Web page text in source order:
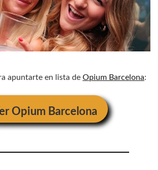
apuntarte en lista de Opium Barcelona:
Opium Barcelona